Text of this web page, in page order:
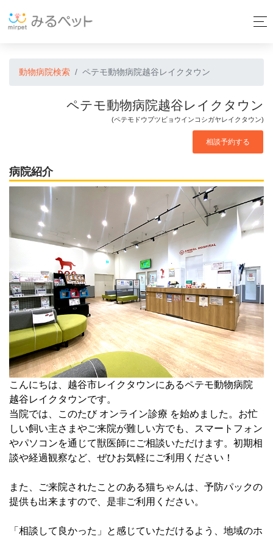
動物病院検索 ペテモ動物病院越谷レイクタウン
ペテモ動物病院越谷レイクタウン
(ペテモドウブツビョウインコシガヤレイクタウン)
相談予約する
病院紹介
こんにちは、越谷市レイクタウンにあるペテモ動物病院
越谷レイクタウンです。
当院では、このたび オンライン診療 を始めました。お忙
しい飼い主さまやご来院が難しい方でも、スマートフォン
やパソコンを通じて獣医師にご相談いただけます。初期相
談や経過観察など、ぜひお気軽にご利用ください！
また、ご来院されたことのある猫ちゃんは、予防パックの
提供も出来ますので、是非ご利用ください。
「相談して良かった」と感じていただけるよう、地域のホ